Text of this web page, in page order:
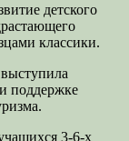
детского
классики.
поддержке
3-6-х